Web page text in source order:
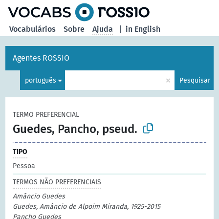
in English
Vocabulários Sobre Ajuda
Agentes ROSSIO
português × Pesquisar
TERMO PREFERENCIAL
Guedes, Pancho, pseud.
TIPO
Pessoa
TERMOS NÃO PREFERENCIAIS
Amâncio Guedes
Guedes, Amâncio de Alpoim Miranda, 1925-2015
Pancho Guedes